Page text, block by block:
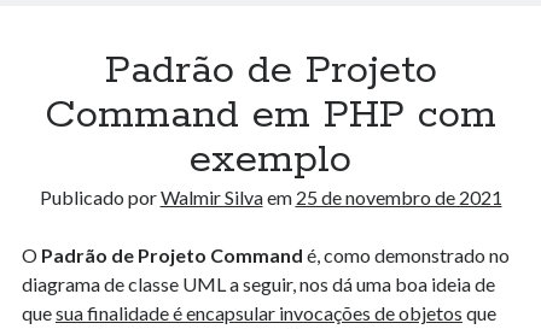
Entendendo o Algoritmo Hourglass Sum em Arrays 2D
Métricas Avançadas : Explorando a Média Winsorizada, Média de
Médias, Desvio Absoluto Mediano e Média Logarítmica
7 de novembro de 2023
Arquivos
Arquivos
Padrão de Projeto
Command em PHP com
exemplo
Publicado porWalmir Silvaem 25 de novembro de 2021
O Padrão de Projeto Command é, como demonstrado no
diagrama de classe UML a seguir, nos dá uma boa ideia de
quesua finalidade é encapsular invocações de objetos que